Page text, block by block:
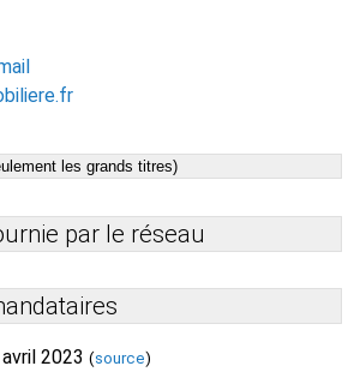
les grands titres)
par le réseau
2023 (source)